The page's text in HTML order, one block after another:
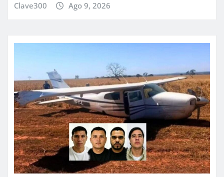
Clave300 Ago 9, 2026